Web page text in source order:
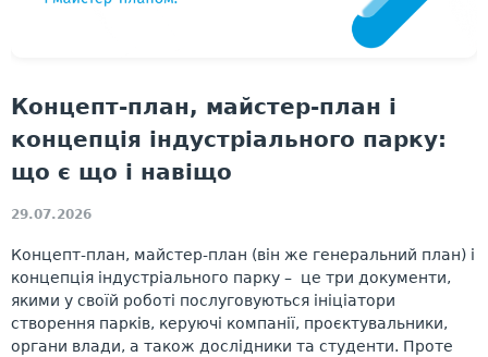
29.07.2026
Концепт-план, майстер-план і
концепція індустріального парку:
що є що і навіщо
Концепт-план, майстер-план (він же генеральний план) і
концепція індустріального парку – це три документи,
якими у своїй роботі послуговуються ініціатори
створення парків, керуючі компанії, проєктувальники,
органи влади, а також дослідники та студенти. Проте